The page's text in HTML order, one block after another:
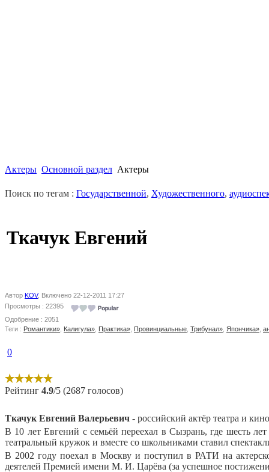
Актеры Основной раздел Актеры
Поиск по тегам : Государственной, Художественного,
Ткачук Евгений
Автор KOV, Включено 22-12-2011 17:27
Просмотры : 22395
Одобрение : 2051
Теги : Романтики» Калигула» Практика» Провинциальные Трибунал» Япончика»
0
Рейтинг 4.9/5 (2687 голосов)
Ткачук Евгений Валерьевич - российский актёр театра и
В 10 лет Евгений с семьёй переехал в Сызрань, где шесть
театральный кружок и вместе со школьниками ставил
В 2002 году поехал в Москву и поступил в РАТИ на
деятелей Премией имени М. И. Царёва (за успешное